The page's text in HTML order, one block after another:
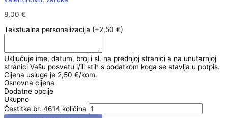
8,00 €
Tekstualna personalizacija (+2,50 €)
Uključuje ime, datum, broj i sl. na prednjoj stranici a na unutarnjoj
stranici Vašu posvetu i/ili stih s podatkom koga se stavlja u potpis.
Cijena usluge je 2,50 €/kom.
Osnovna cijena
Dodatne opcije
Ukupno
Čestitka br. 4614 količina